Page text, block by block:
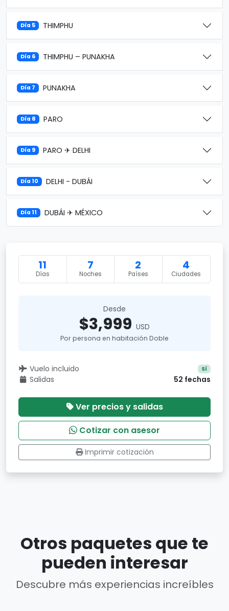
Día 5 THIMPHU
Día 6 THIMPHU – PUNAKHA
Día 7 PUNAKHA
Día 8 PARO
Día 9 PARO ✈ DELHI
Día 10 DELHI - DUBÁI
Día 11 DUBÁI ✈ MÉXICO
11
Días
7
Noches
2
Países
4
Ciudades
Desde
$3,999 USD
Por persona en habitación Doble
Vuelo incluido Sí
Salidas 52 fechas
Ver precios y salidas
Cotizar con asesor
Imprimir cotización
Otros paquetes que te
pueden interesar
Descubre más experiencias increíbles